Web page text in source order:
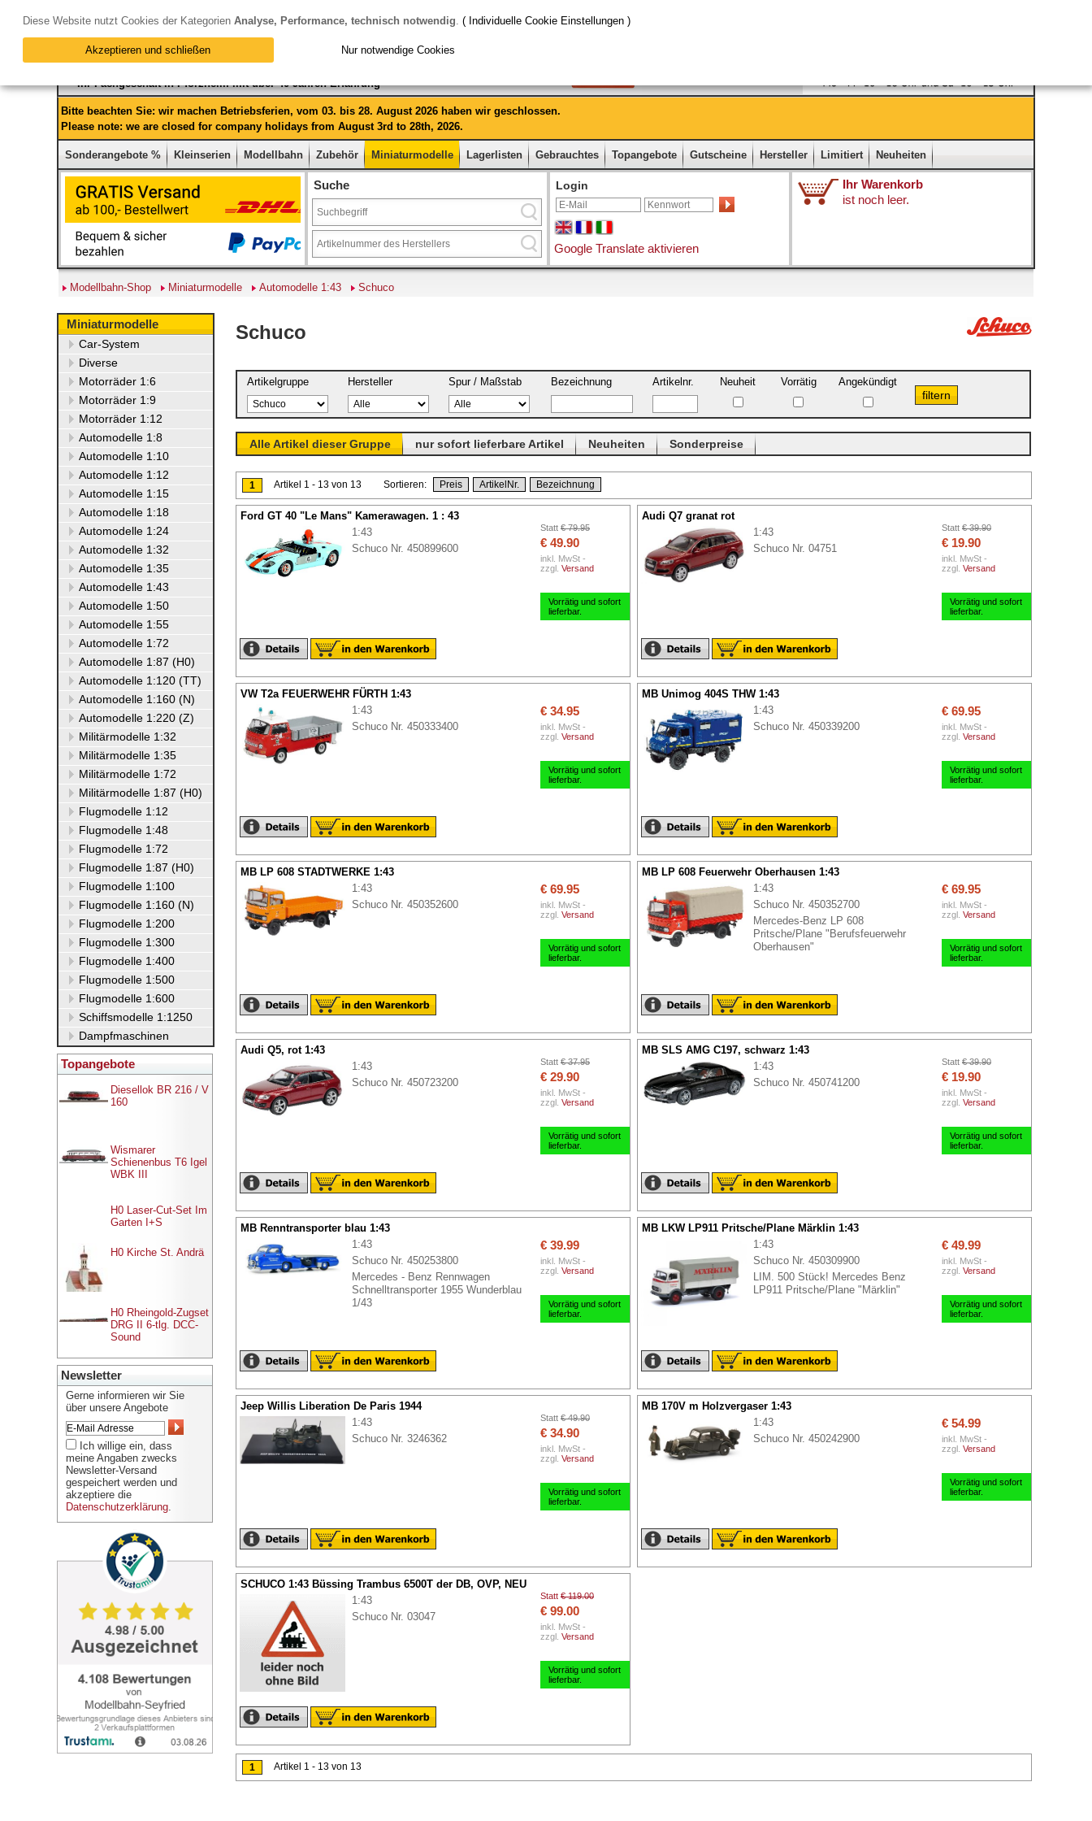
Ihr Fachgeschäft in Pforzheim mit über 40 Jahren Erfahrung
Bitte beachten Sie: wir machen Betriebsferien, vom 03. bis 28. August 2026 haben wir geschlossen.
Please note: we are closed for company holidays from August 3rd to 28th, 2026.
Sonderangebote % Kleinserien Modellbahn Zubehör Miniaturmodelle Lagerlisten Gebrauchtes Topangebote Gutscheine Hersteller Limitiert Neuheiten
Suche Login
Google Translate aktivieren
Ihr Warenkorb
ist noch leer.
Modellbahn-Shop Miniaturmodelle Automodelle 1:43 Schuco
Miniaturmodelle
Car-System
Diverse
Motorräder 1:6
Motorräder 1:9
Motorräder 1:12
Automodelle 1:8
Automodelle 1:10
Automodelle 1:12
Automodelle 1:15
Automodelle 1:18
Automodelle 1:24
Automodelle 1:32
Automodelle 1:35
Automodelle 1:43
Automodelle 1:50
Automodelle 1:55
Automodelle 1:72
Automodelle 1:87 (H0)
Automodelle 1:120 (TT)
Automodelle 1:160 (N)
Automodelle 1:220 (Z)
Militärmodelle 1:32
Militärmodelle 1:35
Militärmodelle 1:72
Militärmodelle 1:87 (H0)
Flugmodelle 1:12
Flugmodelle 1:48
Flugmodelle 1:72
Flugmodelle 1:87 (H0)
Flugmodelle 1:100
Flugmodelle 1:160 (N)
Flugmodelle 1:200
Flugmodelle 1:300
Flugmodelle 1:400
Flugmodelle 1:500
Flugmodelle 1:600
Schiffsmodelle 1:1250
Dampfmaschinen
Topangebote
Diesellok BR 216 / V
160
Wismarer
Schienenbus T6 Igel
WBK III
H0 Laser-Cut-Set Im
Garten I+S
H0 Kirche St. Andrä
H0 Rheingold-Zugset
DRG II 6-tlg. DCC-
Sound
Newsletter
Gerne informieren wir Sie
über unsere Angebote
Ich willige ein, dass
meine Angaben zwecks
Newsletter-Versand
gespeichert werden und
akzeptiere die
Datenschutzerklärung.
Schuco
Artikelgruppe Hersteller Spur / Maßstab Bezeichnung Artikelnr. Neuheit Vorrätig Angekündigt
Alle Artikel dieser Gruppe nur sofort lieferbare Artikel Neuheiten Sonderpreise
1 Artikel 1 - 13 von 13 Sortieren: Preis ArtikelNr. Bezeichnung
Ford GT 40 "Le Mans" Kamerawagen. 1 : 43
1:43
Schuco Nr. 450899600
Statt € 79.95
€ 49.90
inkl. MwSt -
zzgl. Versand
Vorrätig und sofort
lieferbar.
Audi Q7 granat rot
1:43
Schuco Nr. 04751
Statt € 39.90
€ 19.90
inkl. MwSt -
zzgl. Versand
Vorrätig und sofort
lieferbar.
VW T2a FEUERWEHR FÜRTH 1:43
1:43
Schuco Nr. 450333400
€ 34.95
inkl. MwSt -
zzgl. Versand
Vorrätig und sofort
lieferbar.
MB Unimog 404S THW 1:43
1:43
Schuco Nr. 450339200
€ 69.95
inkl. MwSt -
zzgl. Versand
Vorrätig und sofort
lieferbar.
MB LP 608 STADTWERKE 1:43
1:43
Schuco Nr. 450352600
€ 69.95
inkl. MwSt -
zzgl. Versand
Vorrätig und sofort
lieferbar.
MB LP 608 Feuerwehr Oberhausen 1:43
1:43
Schuco Nr. 450352700
Mercedes-Benz LP 608
Pritsche/Plane "Berufsfeuerwehr
Oberhausen"
€ 69.95
inkl. MwSt -
zzgl. Versand
Vorrätig und sofort
lieferbar.
Audi Q5, rot 1:43
1:43
Schuco Nr. 450723200
Statt € 37.95
€ 29.90
inkl. MwSt -
zzgl. Versand
Vorrätig und sofort
lieferbar.
MB SLS AMG C197, schwarz 1:43
1:43
Schuco Nr. 450741200
Statt € 39.90
€ 19.90
inkl. MwSt -
zzgl. Versand
Vorrätig und sofort
lieferbar.
MB Renntransporter blau 1:43
1:43
Schuco Nr. 450253800
Mercedes - Benz Rennwagen
Schnelltransporter 1955 Wunderblau
1/43
€ 39.99
inkl. MwSt -
zzgl. Versand
Vorrätig und sofort
lieferbar.
MB LKW LP911 Pritsche/Plane Märklin 1:43
1:43
Schuco Nr. 450309900
LIM. 500 Stück! Mercedes Benz
LP911 Pritsche/Plane "Märklin"
€ 49.99
inkl. MwSt -
zzgl. Versand
Vorrätig und sofort
lieferbar.
Jeep Willis Liberation De Paris 1944
1:43
Schuco Nr. 3246362
Statt € 49.90
€ 34.90
inkl. MwSt -
zzgl. Versand
Vorrätig und sofort
lieferbar.
MB 170V m Holzvergaser 1:43
1:43
Schuco Nr. 450242900
€ 54.99
inkl. MwSt -
zzgl. Versand
Vorrätig und sofort
lieferbar.
SCHUCO 1:43 Büssing Trambus 6500T der DB, OVP, NEU
1:43
Schuco Nr. 03047
Statt € 119.00
€ 99.00
inkl. MwSt -
zzgl. Versand
Vorrätig und sofort
lieferbar.
1 Artikel 1 - 13 von 13
Diese Website nutzt Cookies der Kategorien Analyse, Performance, technisch notwendig. ( Individuelle Cookie Einstellungen )
Akzeptieren und schließen Nur notwendige Cookies